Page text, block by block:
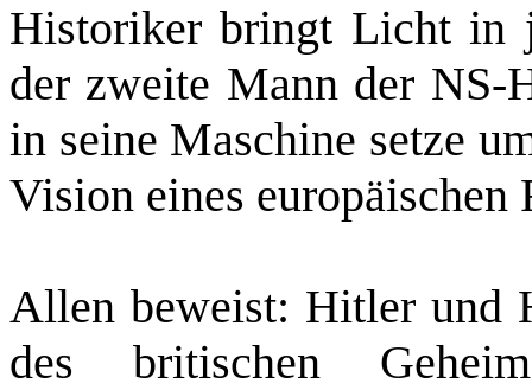
Historiker bringt Licht in
der zweite Mann der
in seine Maschine setze
Vision eines europäischen
Allen beweist: Hitler und
des britischen